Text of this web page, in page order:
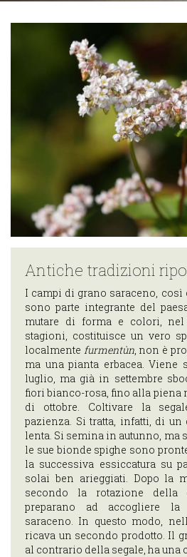
Scopri i
Cosa puoi fare
OSPITALITÀ
Dove Dormire
Dove
Mangiare
TERRITORIO
EVENTI
COME
ARRIVARE
INFORMAZIONI
UTILI
ITA
ENG
Antiche tradizioni
I campi di grano saraceno, così
sono parte integrante del
mutare di forma e colori,
stagioni, costituisce un vero
localmente furmentùn, non è
ma una pianta erbacea. Viene
luglio, ma già in settembre
fiori bianco-rosa, fino alla piena
di ottobre. Coltivare la
pazienza. Si tratta, infatti, di
lenta. Si semina in autunno, ma
le sue bionde spighe sono
la successiva essiccatura su
solai ben arieggiati. Dopo la
secondo la rotazione
preparano ad accogliere
saraceno. In questo modo,
ricava un secondo prodotto. Il
al contrario della segale, ha una